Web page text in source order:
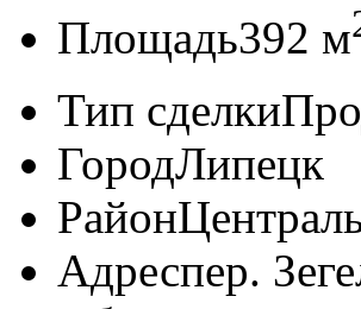
Площадь392 м
Тип сделки
ГородЛипецк
Район
Адреспер.